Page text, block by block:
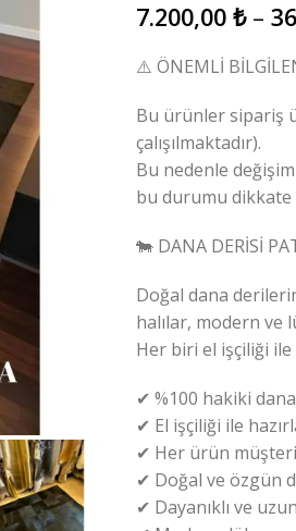
7.200,00 ₺ –
⚠️ ÖNEMLİ
Bu ürünler sipariş
çalışılmaktadır).
Bu nedenle
bu durumu dikkate
🐄 DANA DERİSİ
Doğal dana
halılar, modern ve
Her biri el işçiliği
✔ %100 hakiki
✔ El işçiliği ile
✔ Her ürün
✔ Doğal ve özgün
✔ Dayanıklı ve